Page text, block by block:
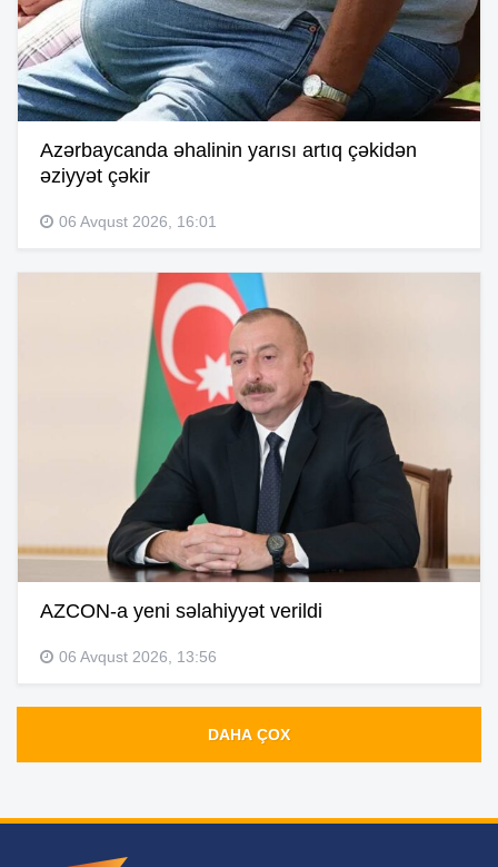
Azərbaycanda əhalinin yarısı artıq çəkidən
əziyyət çəkir
06 Avqust 2026, 16:01
AZCON-a yeni səlahiyyət verildi
06 Avqust 2026, 13:56
DAHA ÇOX